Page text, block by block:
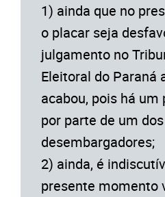
1) ainda que no
o placar seja
julgamento no
Eleitoral do Paraná
acabou, pois há
por parte de um dos
desembargadores;
2) ainda, é
presente momento